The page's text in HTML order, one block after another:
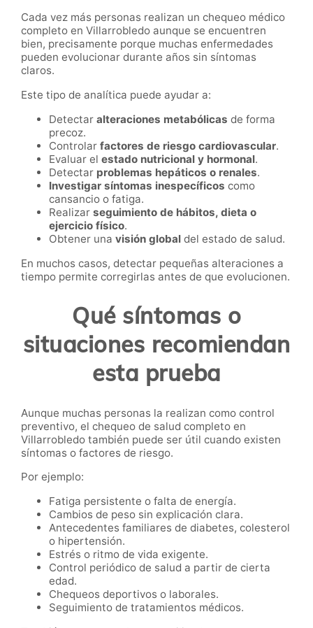
Cada vez más personas realizan un chequeo médico
completo en Villarrobledo aunque se encuentren
bien, precisamente porque muchas enfermedades
pueden evolucionar durante años sin síntomas
claros.
Este tipo de analítica puede ayudar a:
Detectar alteraciones metabólicas de forma
precoz.
Controlar factores de riesgo cardiovascular.
Evaluar el estado nutricional y hormonal.
Detectar problemas hepáticos o renales.
Investigar síntomas inespecíficos como
cansancio o fatiga.
Realizar seguimiento de hábitos, dieta o
ejercicio físico.
Obtener una visión global del estado de salud.
En muchos casos, detectar pequeñas alteraciones a
tiempo permite corregirlas antes de que evolucionen.
Qué síntomas o
situaciones recomiendan
esta prueba
Aunque muchas personas la realizan como control
preventivo, el chequeo de salud completo en
Villarrobledo también puede ser útil cuando existen
síntomas o factores de riesgo.
Por ejemplo:
Fatiga persistente o falta de energía.
Cambios de peso sin explicación clara.
Antecedentes familiares de diabetes, colesterol
o hipertensión.
Estrés o ritmo de vida exigente.
Control periódico de salud a partir de cierta
edad.
Chequeos deportivos o laborales.
Seguimiento de tratamientos médicos.